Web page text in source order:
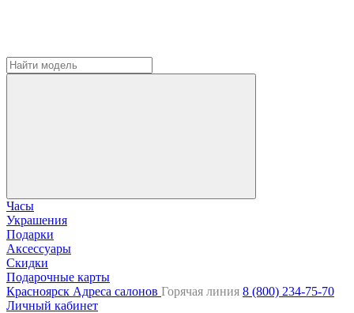
Часы
Украшения
Подарки
Аксессуары
Скидки
Подарочные карты
Красноярск Адреса салонов Горячая линия 8 (800) 234-75-70
Личный кабинет